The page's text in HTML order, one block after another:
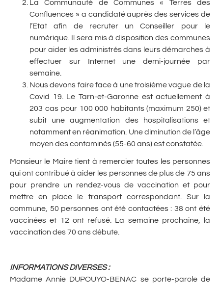
La Communauté de Communes « Terres des
Confluences » a candidaté auprès des services de
l’Etat afin de recruter un Conseiller pour le
numérique. Il sera mis à disposition des communes
pour aider les administrés dans leurs démarches à
effectuer sur Internet une demi-journée par
semaine.
Nous devons faire face à une troisième vague de la
Covid 19. Le Tarn-et-Garonne est actuellement à
203 cas pour 100 000 habitants (maximum 250) et
subit une augmentation des hospitalisations et
notamment en réanimation. Une diminution de l’âge
moyen des contaminés (55-60 ans) est constatée.
Monsieur le Maire tient à remercier toutes les personnes
qui ont contribué à aider les personnes de plus de 75 ans
pour prendre un rendez-vous de vaccination et pour
mettre en place le transport correspondant. Sur la
commune, 50 personnes ont été contactées : 38 ont été
vaccinées et 12 ont refusé. La semaine prochaine, la
vaccination des 70 ans débute.
INFORMATIONS DIVERSES:
Madame Annie DUPOUYO-BENAC se porte-parole de